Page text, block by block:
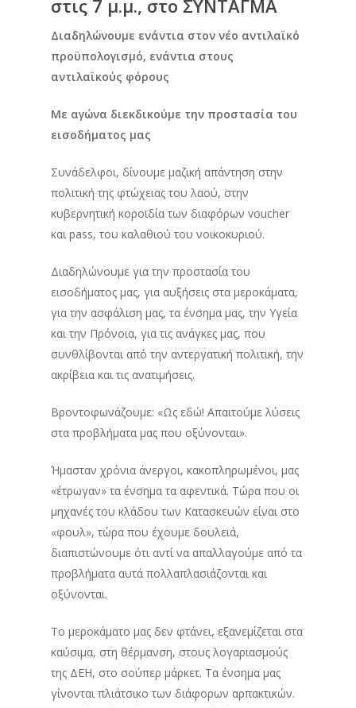
στις 7 μ.μ., στο ΣΥΝΤΑΓΜΑ
Διαδηλώνουμε ενάντια στον νέο αντιλαϊκό
προϋπολογισμό, ενάντια στους
αντιλαϊκούς φόρους
Με αγώνα διεκδικούμε την προστασία του
εισοδήματος μας
Συνάδελφοι, δίνουμε μαζική απάντηση στην
πολιτική της φτώχειας του λαού, στην
κυβερνητική κοροϊδία των διαφόρων voucher
και pass, του καλαθιού του νοικοκυριού.
Διαδηλώνουμε για την προστασία του
εισοδήματος μας, για αυξήσεις στα μεροκάματα,
για την ασφάλιση μας, τα ένσημα μας, την Υγεία
και την Πρόνοια, για τις ανάγκες μας, που
συνθλίβονται από την αντεργατική πολιτική, την
ακρίβεια και τις ανατιμήσεις.
Βροντοφωνάζουμε: «Ως εδώ! Απαιτούμε λύσεις
στα προβλήματα μας που οξύνονται».
Ήμασταν χρόνια άνεργοι, κακοπληρωμένοι, μας
«έτρωγαν» τα ένσημα τα αφεντικά. Τώρα που οι
μηχανές του κλάδου των Κατασκευών είναι στο
«φουλ», τώρα που έχουμε δουλειά,
διαπιστώνουμε ότι αντί να απαλλαγούμε από τα
προβλήματα αυτά πολλαπλασιάζονται και
οξύνονται.
Το μεροκάματο μας δεν φτάνει, εξανεμίζεται στα
καύσιμα, στη θέρμανση, στους λογαριασμούς
της ΔΕΗ, στο σούπερ μάρκετ. Τα ένσημα μας
γίνονται πλιάτσικο των διάφορων αρπακτικών.